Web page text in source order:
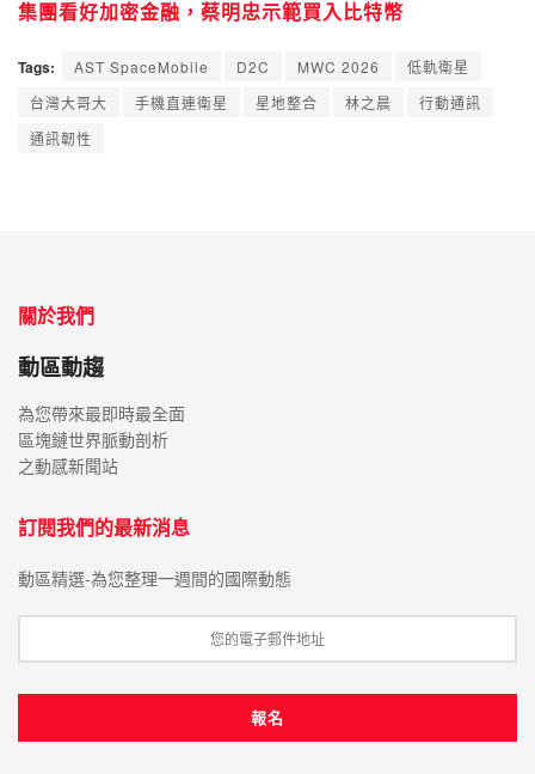
集團看好加密金融，蔡明忠示範買入比特幣
Tags: AST SpaceMobile D2C MWC 2026
低軌衛星
台灣大哥大
手機直連衛星 星地整合 林之晨
行動通訊
通訊韌性
關於我們
動區動趨
為您帶來最即時最全面
區塊鏈世界脈動剖析
之動感新聞站
訂閱我們的最新消息
動區精選-為您整理一週間的國際動態